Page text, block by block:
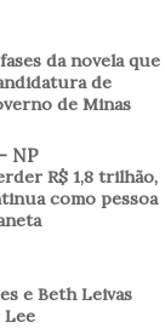
da novela que
de
de Minas
NP
R$ 1,8 trilhão,
como pessoa
e Beth Leivas
Lee